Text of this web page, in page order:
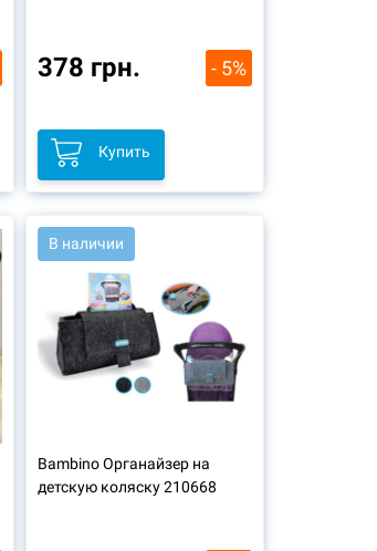
378 грн. - 5%
Купить
В наличии
Bambino Органайзер на
детскую коляску 210668